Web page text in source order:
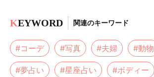
KEYWORD 関連のキーワード
#コーデ #写真 #夫婦 #動物
#夢占い #星座占い #ボディー